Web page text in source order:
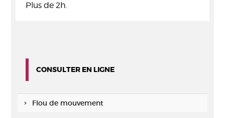
Plus de 2h.
CONSULTER EN LIGNE
Flou de mouvement